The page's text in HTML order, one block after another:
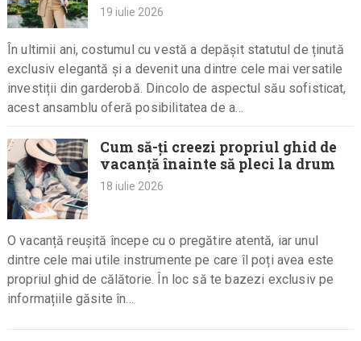
19 iulie 2026
În ultimii ani, costumul cu vestă a depășit statutul de ținută
exclusiv elegantă și a devenit una dintre cele mai versatile
investiții din garderobă. Dincolo de aspectul său sofisticat,
acest ansamblu oferă posibilitatea de a…
Cum să-ți creezi propriul ghid de
vacanță înainte să pleci la drum
18 iulie 2026
O vacanță reușită începe cu o pregătire atentă, iar unul
dintre cele mai utile instrumente pe care îl poți avea este
propriul ghid de călătorie. În loc să te bazezi exclusiv pe
informațiile găsite în…